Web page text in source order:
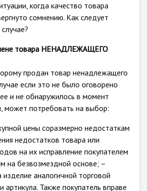
когда качество товара
сомнению. Как следует
товара НЕНАДЛЕЖАЩЕГО
продан товар ненадлежащего
если это не было оговорено
и не обнаружилось в момент
может потребовать на выбор:
цены соразмерно недостаткам
недостатков товара или
на их исправление покупателем
на безвозмездной основе; –
аналогичной торговой
артикула. Также покупатель вправе